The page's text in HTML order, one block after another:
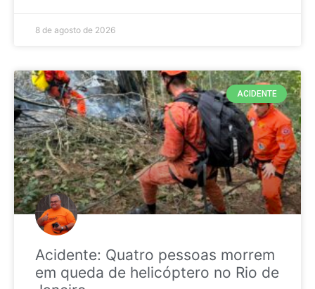
8 de agosto de 2026
ACIDENTE
Acidente: Quatro pessoas morrem
em queda de helicóptero no Rio de